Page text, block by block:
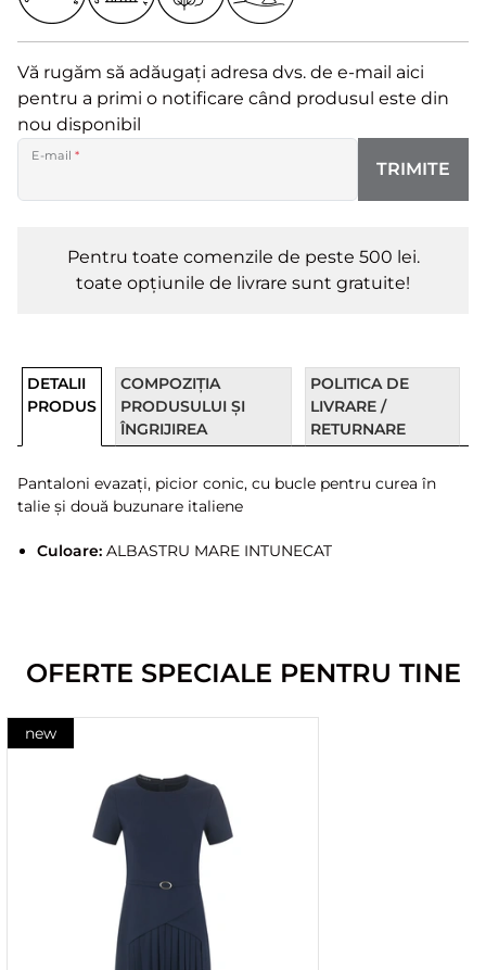
Vă rugăm să adăugați adresa dvs. de e-mail aici
pentru a primi o notificare când produsul este din
nou disponibil
E-mail*
TRIMITE
Pentru toate comenzile de peste 500 lei.
toate opțiunile de livrare sunt gratuite!
DETALII
PRODUS
COMPOZIȚIA
PRODUSULUI ȘI
ÎNGRIJIREA
POLITICA DE
LIVRARE /
RETURNARE
Pantaloni evazați, picior conic, cu bucle pentru curea în
talie și două buzunare italiene
Culoare:ALBASTRU MARE INTUNECAT
OFERTE SPECIALE PENTRU TINE
new